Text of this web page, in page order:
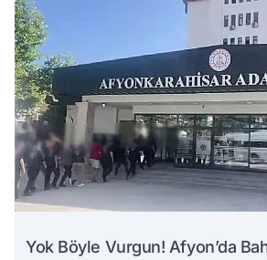
Yok Böyle Vurgun! Afyon’da